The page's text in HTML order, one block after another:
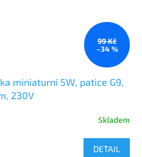
99 Kč
–34 %
miniaturní 5W, patice G9,
230V
Skladem
DETAIL